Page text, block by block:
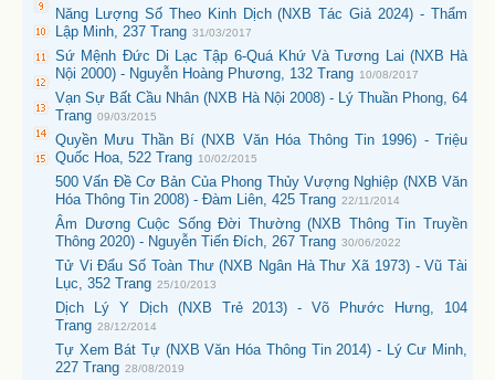
Năng Lượng Số Theo Kinh Dịch (NXB Tác Giả 2024) - Thẩm
Lập Minh, 237 Trang 31/03/2017
Sứ Mệnh Đức Di Lạc Tập 6-Quá Khứ Và Tương Lai (NXB Hà
Nội 2000) - Nguyễn Hoàng Phương, 132 Trang 10/08/2017
Vạn Sự Bất Cầu Nhân (NXB Hà Nội 2008) - Lý Thuần Phong, 64
Trang 09/03/2015
Quyền Mưu Thần Bí (NXB Văn Hóa Thông Tin 1996) - Triệu
Quốc Hoa, 522 Trang 10/02/2015
500 Vấn Đề Cơ Bản Của Phong Thủy Vượng Nghiệp (NXB Văn
Hóa Thông Tin 2008) - Đàm Liên, 425 Trang 22/11/2014
Âm Dương Cuộc Sống Đời Thường (NXB Thông Tin Truyền
Thông 2020) - Nguyễn Tiến Đích, 267 Trang 30/06/2022
Tử Vi Đẩu Số Toàn Thư (NXB Ngân Hà Thư Xã 1973) - Vũ Tài
Lục, 352 Trang 25/10/2013
Dịch Lý Y Dịch (NXB Trẻ 2013) - Võ Phước Hưng, 104
Trang 28/12/2014
Tự Xem Bát Tự (NXB Văn Hóa Thông Tin 2014) - Lý Cư Minh,
227 Trang 28/08/2019